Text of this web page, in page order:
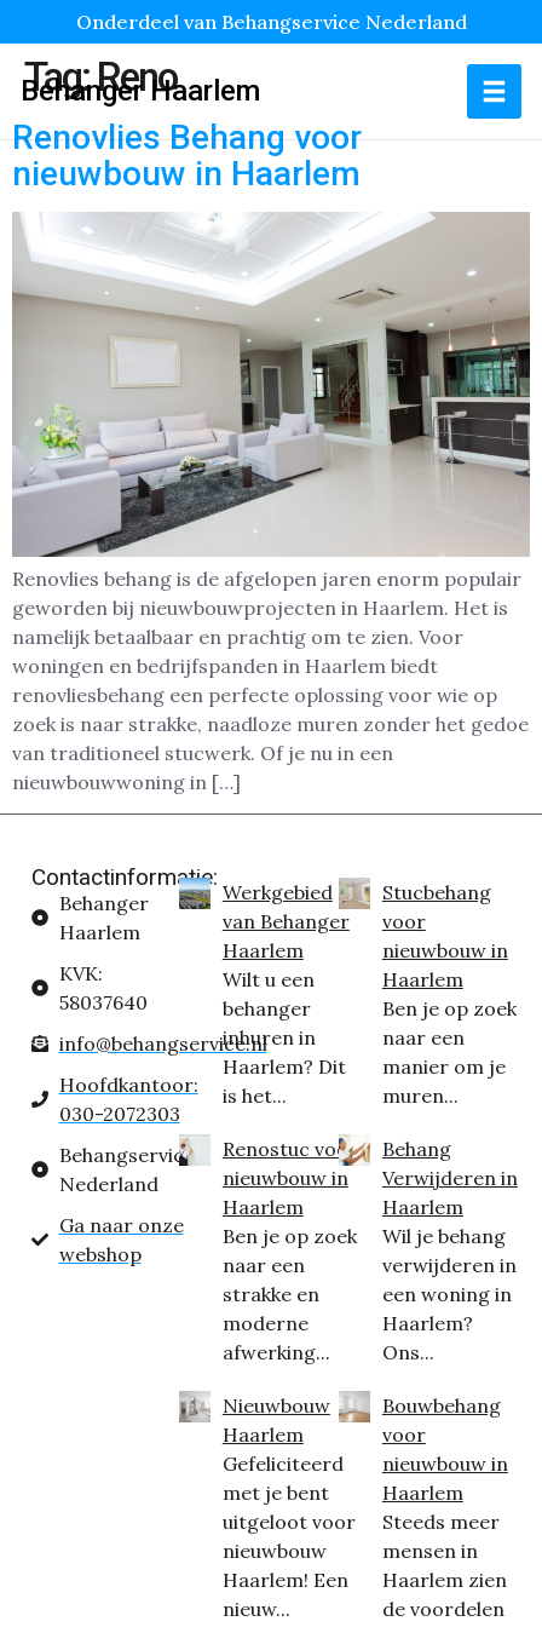
Onderdeel van Behangservice Nederland
Behanger Haarlem
Tag:Reno
Renovlies Behang voor
nieuwbouw in Haarlem
Renovlies behang is de afgelopen jaren enorm populair
geworden bij nieuwbouwprojecten in Haarlem. Het is
namelijk betaalbaar en prachtig om te zien. Voor
woningen en bedrijfspanden in Haarlem biedt
renovliesbehang een perfecte oplossing voor wie op
zoek is naar strakke, naadloze muren zonder het gedoe
van traditioneel stucwerk. Of je nu in een
nieuwbouwwoning in […]
Contactinformatie:
Behanger
Haarlem
KVK:
58037640
info@behangservice.nl
Hoofdkantoor:
030-2072303
Behangservice
Nederland
Ga naar onze
webshop
Werkgebied
van Behanger
Haarlem
Wilt u een
behanger
inhuren in
Haarlem? Dit
is het...
Renostuc voor
nieuwbouw in
Haarlem
Ben je op zoek
naar een
strakke en
moderne
afwerking...
Nieuwbouw
Haarlem
Gefeliciteerd
met je bent
uitgeloot voor
nieuwbouw
Haarlem! Een
nieuw...
Stucbehang
voor
nieuwbouw in
Haarlem
Ben je op zoek
naar een
manier om je
muren...
Behang
Verwijderen in
Haarlem
Wil je behang
verwijderen in
een woning in
Haarlem?
Ons...
Bouwbehang
voor
nieuwbouw in
Haarlem
Steeds meer
mensen in
Haarlem zien
de voordelen